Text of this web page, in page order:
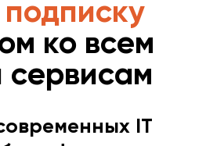
ко всем
сервисам
IT